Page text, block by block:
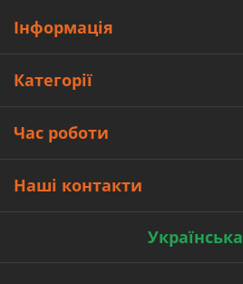
Інформація
Категорії
Час роботи
Наші контакти
Українська